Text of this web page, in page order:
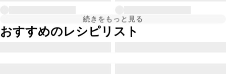
続きをもっと見る
おすすめのレシピリスト